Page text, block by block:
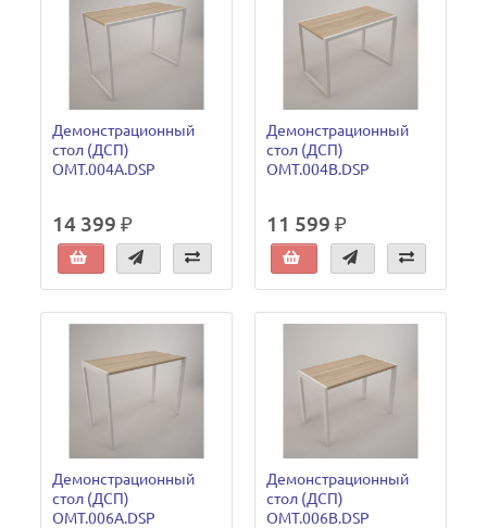
Демонстрационный
стол (ДСП)
OMT.004A.DSP
14 399 ₽
Демонстрационный
стол (ДСП)
OMT.004B.DSP
11 599 ₽
Демонстрационный
стол (ДСП)
OMT.006A.DSP
Демонстрационный
стол (ДСП)
OMT.006B.DSP